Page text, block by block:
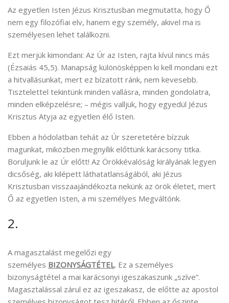
Az egyetlen Isten Jézus Krisztusban megmutatta, hogy Ő
nem egy filozófiai elv, hanem egy személy, akivel ma is
személyesen lehet találkozni.
Ezt merjük kimondani: Az Úr az Isten, rajta kívül nincs más
(Ézsaiás 45,5). Manapság különösképpen ki kell mondani ezt
a hitvallásunkat, mert ez bízatott ránk, nem kevesebb.
Tisztelettel tekintünk minden vallásra, minden gondolatra,
minden elképzelésre; – mégis valljuk, hogy egyedül Jézus
Krisztus Atyja az egyetlen élő Isten.
Ebben a hódolatban tehát az Úr szeretetére bízzuk
magunkat, miközben megnyílik előttünk karácsony titka.
Boruljunk le az Úr előtt! Az Örökkévalóság királyának legyen
dicsőség, aki kilépett láthatatlanságából, aki Jézus
Krisztusban visszaajándékozta nekünk az örök életet, mert
Ő az egyetlen Isten, a mi személyes Megváltónk.
2.
A magasztalást megelőzi egy
személyes BIZONYSÁGTÉTEL. Ez a személyes
bizonyságtétel a mai karácsonyi igeszakaszunk „szíve”.
Magasztalással zárul ez az igeszakasz, de előtte az apostol